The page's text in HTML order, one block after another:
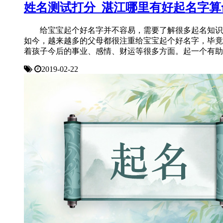
姓名测试打分_湛江哪里有好起名字
给宝宝起个好名字并不容易，需要了解很多起名知
如今，越来越多的父母都很注重给宝宝起个好名字，毕
着孩子今后的事业、感情、财运等很多方面。起一个有
2019-02-22